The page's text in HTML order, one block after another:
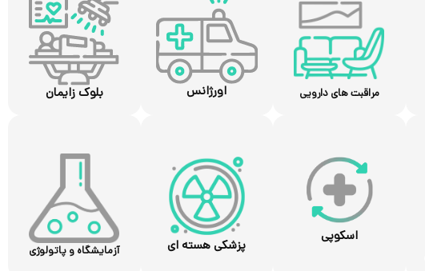
مراقبت های دارویی اورژانس بلوک زایمان
اسکوپی
پزشکی هسته ای آزمایشگاه و پاتولوژی